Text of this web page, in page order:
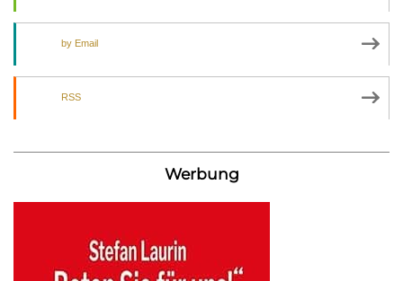
by Email
RSS
Werbung